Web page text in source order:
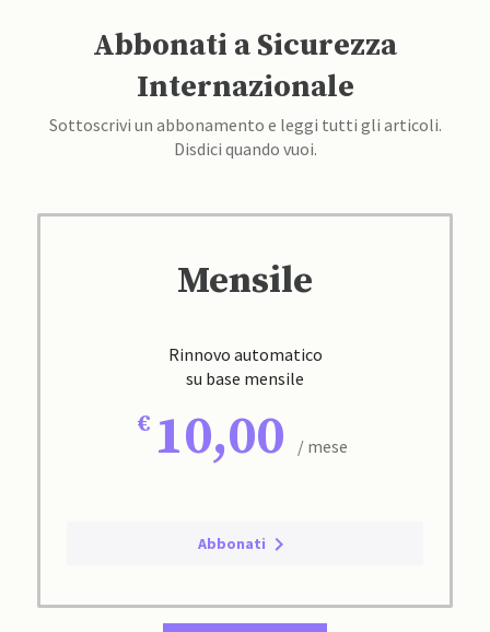
Abbonati a Sicurezza
Internazionale
Sottoscrivi un abbonamento e leggi tutti gli articoli.
Disdici quando vuoi.
Mensile
Rinnovo automatico
su base mensile
10,00 / mese
Abbonati